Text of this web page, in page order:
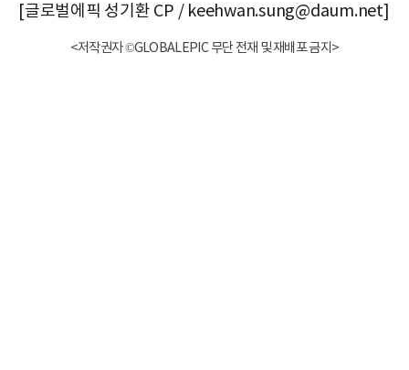
[글로벌에픽 성기환 CP / keehwan.sung@daum.net]
<저작권자 ©GLOBALEPIC 무단 전재 및 재배포 금지>